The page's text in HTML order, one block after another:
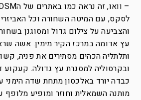
לסקס, עם המיטה השחורה וכל
והצביעה על צילום גדול ומסוגנן
עץ אדומה במרכז הקיר מימין. אשה
ותלתליה הכהים מסתירים את פניה,
ובקרסוליה למסגרת עץ גדולה. קעקוע
כבדה יורד באלכסון מתחת שדה
מותנה השמאלית וחוזר ומופיע מלופף